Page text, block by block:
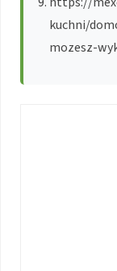
kuchni/
mozesz-